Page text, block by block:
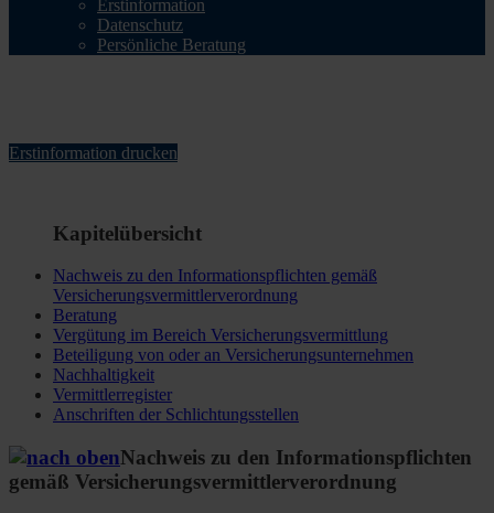
Erstinformation
Datenschutz
Persönliche Beratung
Erstinformation drucken
Kapitelübersicht
Nachweis zu den Informationspflichten gemäß
Versicherungsvermittlerverordnung
Beratung
Vergütung im Bereich Versicherungsvermittlung
Beteiligung von oder an Versicherungsunternehmen
Nachhaltigkeit
Vermittlerregister
Anschriften der Schlichtungsstellen
Nachweis zu den Informationspflichten
gemäß Versicherungsvermittlerverordnung